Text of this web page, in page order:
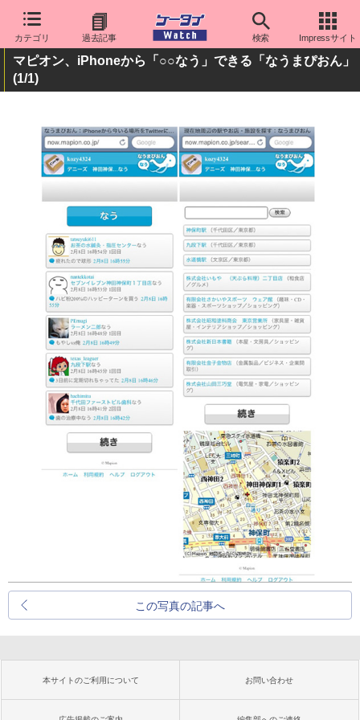
カテゴリ 過去記事 検索 Impressサイト
マピオン、iPhoneから「○○なう」できる「なうまぴおん」
(1/1)
この写真の記事へ
本サイトのご利用について お問い合わせ